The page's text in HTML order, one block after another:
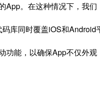
App。在这种情况下，我们
库同时覆盖iOS和Android
功能，以确保App不仅外观